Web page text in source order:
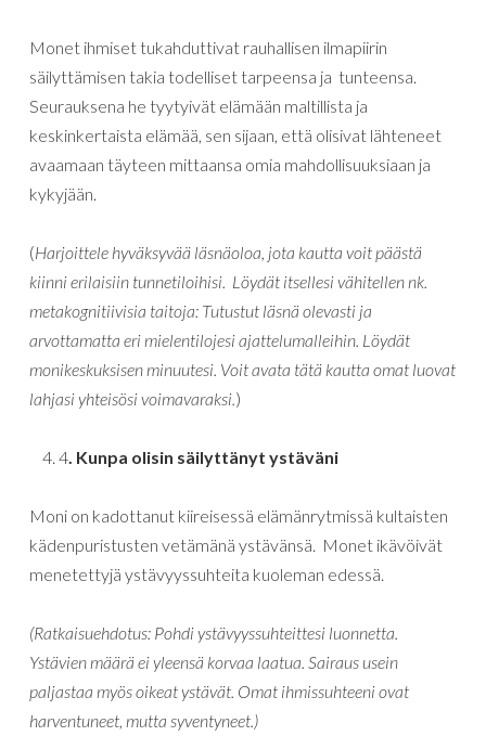
Monet ihmiset tukahduttivat rauhallisen ilmapiirin
säilyttämisen takia todelliset tarpeensa ja tunteensa.
Seurauksena he tyytyivät elämään maltillista ja
keskinkertaista elämää, sen sijaan, että olisivat lähteneet
avaamaan täyteen mittaansa omia mahdollisuuksiaan ja
kykyjään.
(Harjoittele hyväksyvää läsnäoloa, jota kautta voit päästä
kiinni erilaisiin tunnetiloihisi. Löydät itsellesi vähitellen nk.
metakognitiivisia taitoja: Tutustut läsnä olevasti ja
arvottamatta eri mielentilojesi ajattelumalleihin. Löydät
monikeskuksisen minuutesi. Voit avata tätä kautta omat luovat
lahjasi yhteisösi voimavaraksi. )
4 . Kunpa olisin säilyttänyt ystäväni
Moni on kadottanut kiireisessä elämänrytmissä kultaisten
kädenpuristusten vetämänä ystävänsä. Monet ikävöivät
menetettyjä ystävyyssuhteita kuoleman edessä.
(Ratkaisuehdotus: Pohdi ystävyyssuhteittesi luonnetta.
Ystävien määrä ei yleensä korvaa laatua. Sairaus usein
paljastaa myös oikeat ystävät. Omat ihmissuhteeni ovat
harventuneet, mutta syventyneet.)